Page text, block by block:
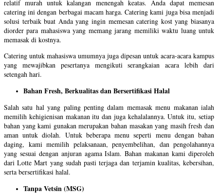
relatif murah untuk kalangan menengah keatas. Anda dapat memesan
catering ini dengan berbagai macam harga. Catering kami juga bisa menjadi
solusi terbaik buat Anda yang ingin memesan catering kost yang biasanya
diorder para mahasiswa yang memang jarang memiliki waktu luang untuk
memasak di kostnya.
Catering untuk mahasiswa umumnya juga dipesan untuk acara-acara kampus
yang mewajibkan pesertanya mengikuti serangkaian acara lebih dari
setengah hari.
Bahan Fresh, Berkualitas dan Bersertifikasi Halal
Salah satu hal yang paling penting dalam memasak menu makanan ialah
memilih kehigienisan makanan itu dan juga kehalalannya. Untuk itu, setiap
bahan yang kami gunakan merupakan bahan masakan yang masih fresh dan
aman untuk diolah. Untuk beberapa menu seperti menu dengan bahan
daging, kami memilih pelaksanaan, penyembelihan, dan pengolahannya
yang sesuai dengan anjuran agama Islam. Bahan makanan kami diperoleh
dari Lotte Mart yang sudah pasti terjaga dan terjamin kualitas, kebersihan,
serta bersertifikasi halal.
Tanpa Vetsin (MSG)